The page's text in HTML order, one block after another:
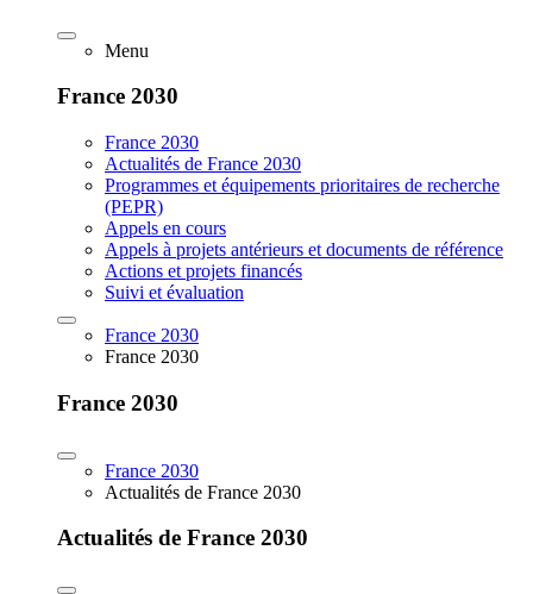
Menu
France 2030
France 2030
Actualités de France 2030
Programmes et équipements prioritaires de recherche
(PEPR)
Appels en cours
Appels à projets antérieurs et documents de référence
Actions et projets financés
Suivi et évaluation
France 2030
France 2030
France 2030
France 2030
Actualités de France 2030
Actualités de France 2030